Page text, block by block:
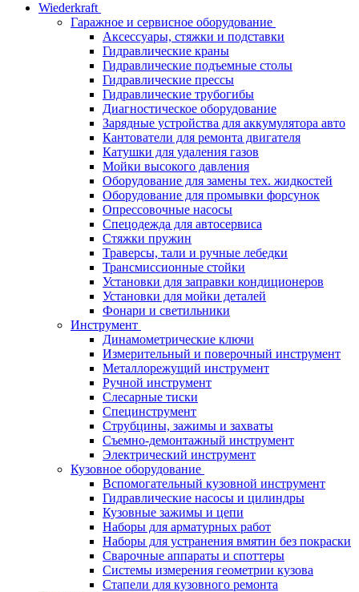
Wiederkraft
Гаражное и сервисное оборудование
Аксессуары, стяжки и подставки
Гидравлические краны
Гидравлические подъемные столы
Гидравлические прессы
Гидравлические трубогибы
Диагностическое оборудование
Зарядные устройства для аккумулятора авто
Кантователи для ремонта двигателя
Катушки для удаления газов
Мойки высокого давления
Оборудование для замены тех. жидкостей
Оборудование для промывки форсунок
Опрессовочные насосы
Спецодежда для автосервиса
Стяжки пружин
Траверсы, тали и ручные лебедки
Трансмиссионные стойки
Установки для заправки кондиционеров
Установки для мойки деталей
Фонари и светильники
Инструмент
Динамометрические ключи
Измерительный и поверочный инструмент
Металлорежущий инструмент
Ручной инструмент
Слесарные тиски
Специнструмент
Струбцины, зажимы и захваты
Съемно-демонтажный инструмент
Электрический инструмент
Кузовное оборудование
Вспомогательный кузовной инструмент
Гидравлические насосы и цилиндры
Кузовные зажимы и цепи
Наборы для арматурных работ
Наборы для устранения вмятин без покраски
Сварочные аппараты и споттеры
Системы измерения геометрии кузова
Стапели для кузовного ремонта